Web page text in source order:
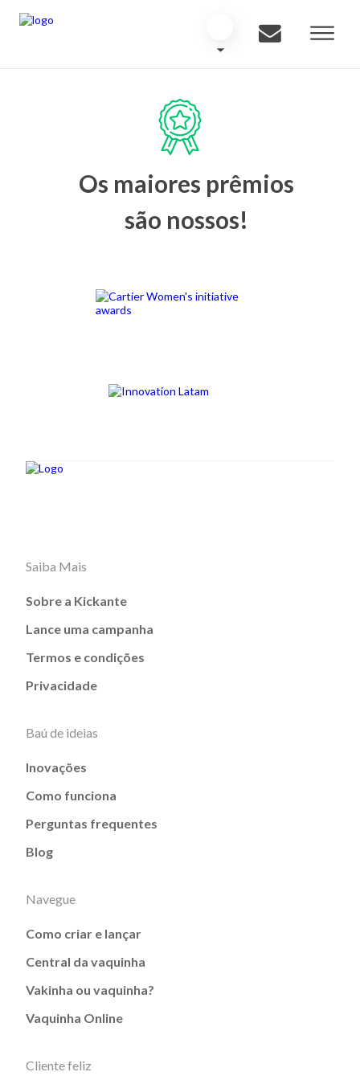
Os maiores prêmios
são nossos!
Saiba Mais
Sobre a Kickante
Lance uma campanha
Termos e condições
Privacidade
Baú de ideias
Inovações
Como funciona
Perguntas frequentes
Blog
Navegue
Como criar e lançar
Central da vaquinha
Vakinha ou vaquinha?
Vaquinha Online
Cliente feliz